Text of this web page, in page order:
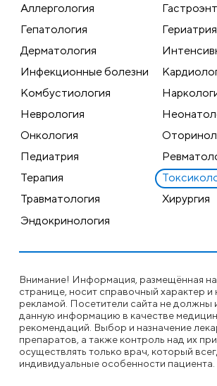
Аллергология
Гепатология
Гериатрия
Дерматология
Инфекционные болезни
Комбустиология
Неврология
Онкология
Педиатрия
Терапия
Травматология
Хирургия
Эндокринология
Внимание! Информация, размещённая
странице, носит справочный характер и
рекламой. Посетители сайта не должны
данную информацию в качестве
рекомендаций. Выбор и назначение
препаратов, а также контроль над их
осуществлять только врач, который
индивидуальные особенности пациента.